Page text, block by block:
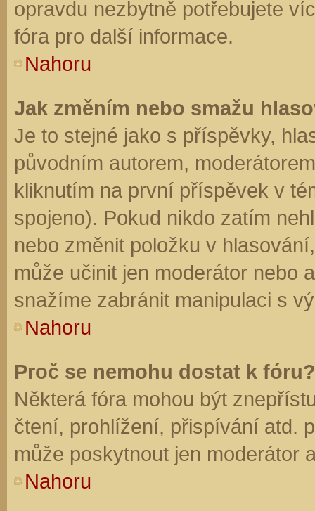
opravdu nezbytně potřebujete
fóra pro další informace.
Nahoru
Jak změním nebo smažu
Je to stejné jako s příspěvky,
původním autorem,
kliknutím na první příspěvek v
spojeno). Pokud nikdo zatím
nebo změnit položku v
může učinit jen moderátor nebo
snažíme zabránit manipulaci s
Nahoru
Proč se nemohu dostat k fóru?
Některá fóra mohou být
čtení, prohlížení, přispívání atd.
může poskytnout jen moderátor
Nahoru